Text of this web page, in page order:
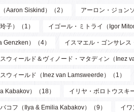
Aaron Siskind）（2） アーロン・ジョン
子）（1） イゴール・ミトライ（Igor
Genzken）（4） イスマエル・ゴンサレス
ウィールド＆ヴィノード・マタディン（Inez
ウィールド（Inez van Lamsweerde）（1）
Kabakov）（18） イリヤ・ボロトウスキ
コフ（Ilya & Emilia Kabakov）（9） イワ